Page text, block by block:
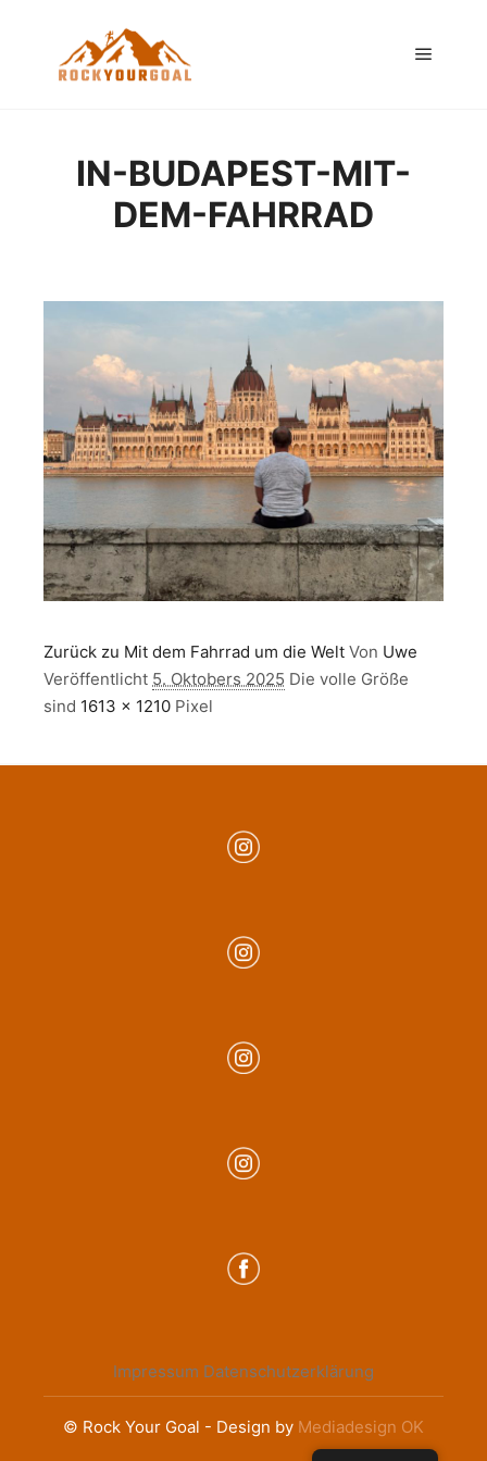
IN-BUDAPEST-MIT-
DEM-FAHRRAD
Zurück zu Mit dem Fahrrad um die Welt Von Uwe
Veröffentlicht 5. Oktobers 2025 Die volle Größe
sind 1613 × 1210 Pixel
Impressum Datenschutzerklärung
© Rock Your Goal - Design by Mediadesign OK